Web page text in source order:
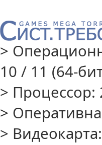
>
10 / 11 (64-
> Процессор:
>
>